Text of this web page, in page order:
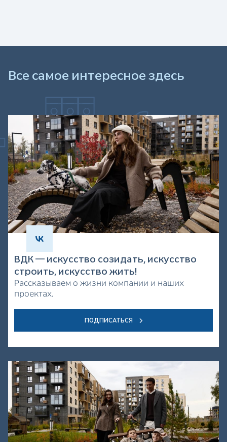
Все самое интересное здесь
ВДК — искусство созидать, искусство
строить, искусство жить!
Рассказываем о жизни компании и наших
проектах.
ПОДПИСАТЬСЯ